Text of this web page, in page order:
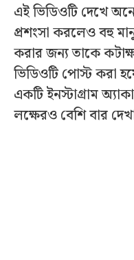
এই ভিডিওটি দেখে
প্রশংসা করলেও বহু
করার জন্য তাকে
ভিডিওটি পোস্ট করা
একটি ইনস্টাগ্রাম
লক্ষেরও বেশি বার